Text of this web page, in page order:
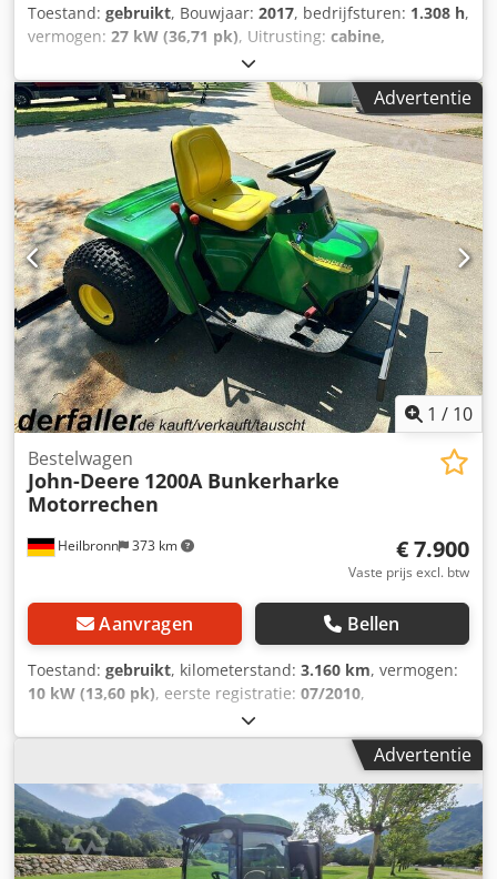
Toestand: gebruikt, Bouwjaar: 2017, bedrijfsturen: 1.308 h,
vermogen: 27 kW (36,71 pk), Uitrusting: cabine,
, * Fronthefinrichting *
Vierwielaandrijving * Gazongrondbanden * 1308 uur ----
Intern voertuignummer 10178-----Fouten en tussentijdse
verkoop voorbehouden WhatsApp-ondersteuning
beschikbaar! Csdpfjxnvgaox Ab Ssrf Heeft u vragen over
het voertuig of wilt u meer informatie, stuur ons gerust
een bericht via WhatsApp. WhatsApp WhatsApp
Advertentie
1 / 10
Heilbronn 373 km
Bestelwagen
John-Deere 1200A Bunkerharke
Motorrechen
€ 7.900
Vaste prijs excl. btw
Aanvragen Bellen
Toestand: gebruikt, kilometerstand: 3.160 km, vermogen:
10 kW (13,60 pk), eerste registratie: 07/2010,
, kleur:
automatisch, ophanging:overig, aantal zitplaatsen:1,
, Benzine, automaat, 1 zitplaats, 10,1
kW, 401 cm³, bouwjaar ca. 2010, 3.160 bedrijfsuren. VOOR
ONS ZIJN DE STAAT EN HET GEVOEL BESLISSEND, DE PRIJS
IS VAN ONDERGESCHIKT BELANG. Voor verdere vragen
kunt u contact opnemen met de heer Faller via het
Advertentie